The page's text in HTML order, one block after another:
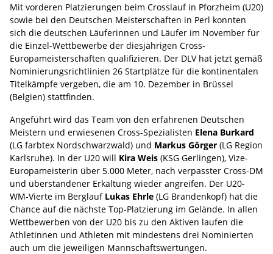
Mit vorderen Platzierungen beim Crosslauf in Pforzheim (U20)
sowie bei den Deutschen Meisterschaften in Perl konnten
sich die deutschen Läuferinnen und Läufer im November für
die Einzel-Wettbewerbe der diesjährigen Cross-
Europameisterschaften qualifizieren. Der DLV hat jetzt gemäß
Nominierungsrichtlinien 26 Startplätze für die kontinentalen
Titelkämpfe vergeben, die am 10. Dezember in Brüssel
(Belgien) stattfinden.
Angeführt wird das Team von den erfahrenen Deutschen
Meistern und erwiesenen Cross-Spezialisten Elena Burkard
(LG farbtex Nordschwarzwald) und Markus Görger (LG Region
Karlsruhe). In der U20 will Kira Weis (KSG Gerlingen), Vize-
Europameisterin über 5.000 Meter, nach verpasster Cross-DM
und überstandener Erkältung wieder angreifen. Der U20-
WM-Vierte im Berglauf Lukas Ehrle (LG Brandenkopf) hat die
Chance auf die nächste Top-Platzierung im Gelände. In allen
Wettbewerben von der U20 bis zu den Aktiven laufen die
Athletinnen und Athleten mit mindestens drei Nominierten
auch um die jeweiligen Mannschaftswertungen.